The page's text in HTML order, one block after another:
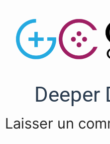
Deeper
Laisser un